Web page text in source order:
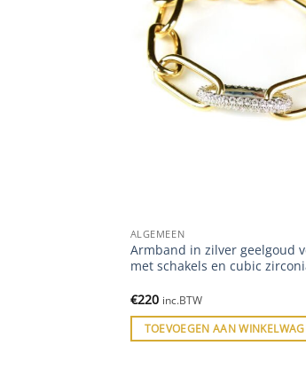
ALGEMEEN
Armband in zilver geelgoud
met schakels en cubic
€220 inc.BTW
TOEVOEGEN AAN